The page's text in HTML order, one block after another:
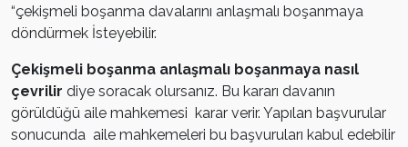
“çekişmeli boşanma davalarını anlaşmalı boşanmaya
döndürmek İsteyebilir.
Çekişmeli boşanma anlaşmalı boşanmaya nasıl
çevrilir diye soracak olursanız. Bu kararı davanın
görüldüğü aile mahkemesi karar verir. Yapılan başvurular
sonucunda aile mahkemeleri bu başvuruları kabul edebilir